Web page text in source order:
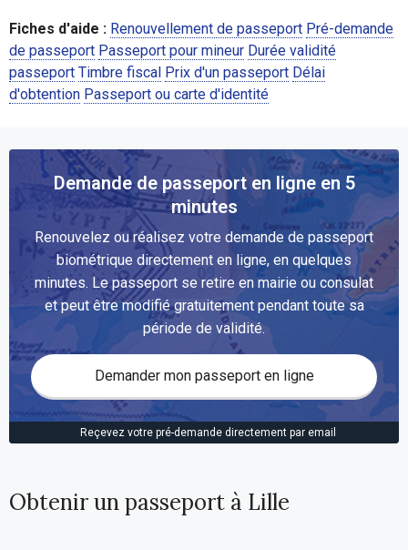
Fiches d'aide : Renouvellement de passeport Pré-demande
de passeport Passeport pour mineur Durée validité
passeport Timbre fiscal Prix d'un passeport Délai
d'obtention Passeport ou carte d'identité
Demande de passeport en ligne en 5
minutes
Renouvelez ou réalisez votre demande de passeport
biométrique directement en ligne, en quelques
minutes. Le passeport se retire en mairie ou consulat
et peut être modifié gratuitement pendant toute sa
période de validité.
Demander mon passeport en ligne
Reçevez votre pré-demande directement par email
Obtenir un passeport à Lille